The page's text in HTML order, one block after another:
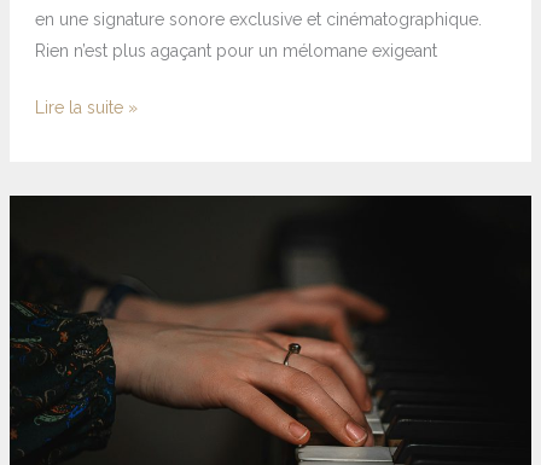
en une signature sonore exclusive et cinématographique.
Rien n’est plus agaçant pour un mélomane exigeant
Lire la suite »
ces
virtuoses
d’exception